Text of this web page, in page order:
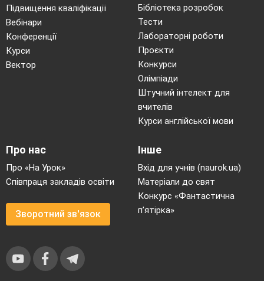
Підвищення кваліфікації
Вебінари
Конференції
Курси
Вектор
Бібліотека розробок
Тести
Лабораторні роботи
Проєкти
Конкурси
Олімпіади
Штучний інтелект для
вчителів
Курси англійської мови
Про нас
Про «На Урок»
Співпраця закладів освіти
Зворотний зв'язок
Інше
Вхід для учнів (naurok.ua)
Матеріали до свят
Конкурс «Фантастична
п’ятірка»